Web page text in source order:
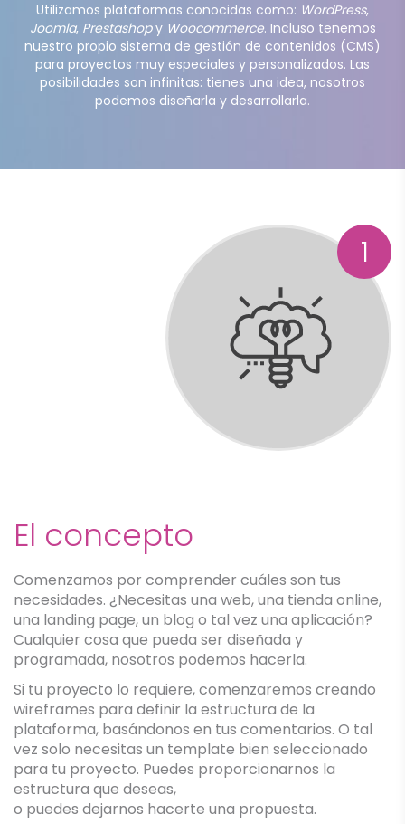
Utilizamos plataformas conocidas como: WordPress,
Joomla, Prestashopy Woocommerce. Incluso tenemos
nuestro propio sistema de gestión de contenidos (CMS)
para proyectos muy especiales y personalizados. Las
posibilidades son infinitas: tienes una idea, nosotros
podemos diseñarla y desarrollarla.
1
El concepto
Comenzamos por comprender cuáles son tus
necesidades. ¿Necesitas una web, una tienda online,
una landing page, un blog o tal vez una aplicación?
Cualquier cosa que pueda ser diseñada y
programada, nosotros podemos hacerla.
Si tu proyecto lo requiere, comenzaremos creando
wireframes para definir la estructura de la
plataforma, basándonos en tus comentarios. O tal
vez solo necesitas un template bien seleccionado
para tu proyecto. Puedes proporcionarnos la
estructura que deseas,
o puedes dejarnos hacerte una propuesta.